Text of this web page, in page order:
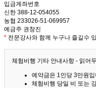
입금계좌번호
신한 388-12-054055
농협 233026-51-069957
예금주 권창진
* 전문강사와 함께 누구나 즐길수
체험비행 기타 안내사항 - 읽어
예약금은 1인당 3만원
체험비행 당일 비 또는